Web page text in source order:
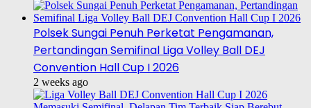
Polsek Sungai Penuh Perketat Pengamanan,
Pertandingan Semifinal Liga Volley Ball DEJ
Convention Hall Cup I 2026
2 weeks ago